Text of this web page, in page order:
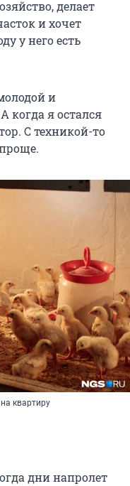
делает
и хочет
у него есть
и
когда я остался
С техникой-то
квартиру
дни напролет